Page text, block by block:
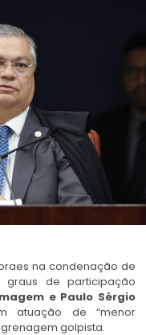
na condenação de
de participação
e Paulo Sérgio
atuação de “menor
golpista.